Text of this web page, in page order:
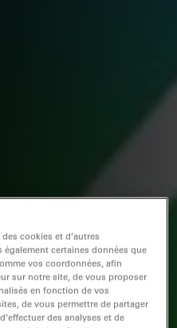
cookies et d’autres
certaines données que
vos coordonnées, afin
sur notre site, de vous proposer
en fonction de vos
de vous permettre de partager
des analyses et de